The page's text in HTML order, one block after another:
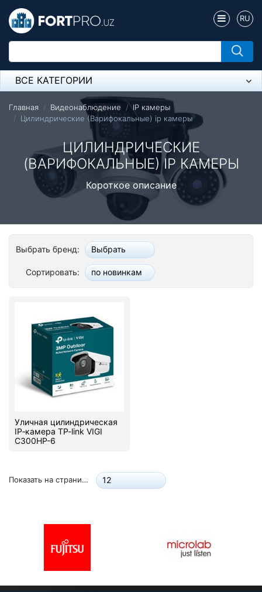
RU
ВСЕ КАТЕГОРИИ
Микрофон
Напольные розетки
Оборудование Mikrotik
Пылесос
Спикерфон
Модемы ADSL, Wan/Lan Роутеры, Wi-Fi
IP Телефония
Стереосистемы
UPS Источники бесперебойного питания
Мышки и Клавиатуры
Наушники
Сетевое оборудование
Системы охлаждения
Видеоконференцсвязь
Компьютеры Fujitsu
Комплектующие ПК
Главная Видеонаблюдение
IP камеры
Цилиндрические (Варифокальные) ip камеры
ЦИЛИНДРИЧЕСКИЕ
(ВАРИФОКАЛЬНЫЕ) IP КАМЕРЫ
Короткое описание
Выбрать бренд: Выбрать
Сортировать: по новинкам
Уличная цилиндрическая
IP‑камера TP-link VIGI
C300HP-6
Показать на странице: 12